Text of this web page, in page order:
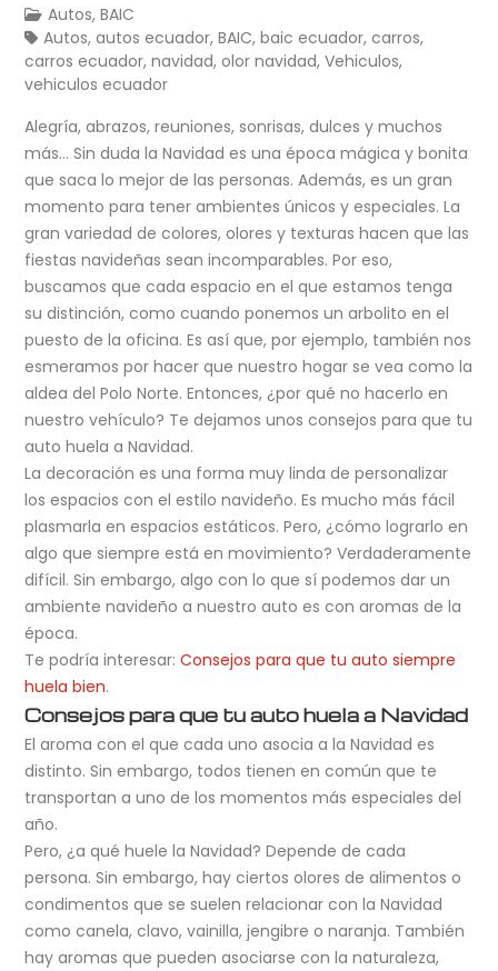
Autos,BAIC
Autos,autos ecuador,BAIC,baic ecuador,carros,
carros ecuador,navidad,olor navidad,Vehiculos,
vehiculos ecuador
Alegría, abrazos, reuniones, sonrisas, dulces y muchos
más… Sin duda la Navidad es una época mágica y bonita
que saca lo mejor de las personas. Además, es un gran
momento para tener ambientes únicos y especiales. La
gran variedad de colores, olores y texturas hacen que las
fiestas navideñas sean incomparables. Por eso,
buscamos que cada espacio en el que estamos tenga
su distinción, como cuando ponemos un arbolito en el
puesto de la oficina. Es así que, por ejemplo, también nos
esmeramos por hacer que nuestro hogar se vea como la
aldea del Polo Norte. Entonces, ¿por qué no hacerlo en
nuestro vehículo? Te dejamos unos consejos para que tu
auto huela a Navidad.
La decoración es una forma muy linda de personalizar
los espacios con el estilo navideño. Es mucho más fácil
plasmarla en espacios estáticos. Pero, ¿cómo lograrlo en
algo que siempre está en movimiento? Verdaderamente
difícil. Sin embargo, algo con lo que sí podemos dar un
ambiente navideño a nuestro auto es con aromas de la
época.
Te podría interesar:Consejos para que tu auto siempre
huela bien.
Consejos para que tu auto huela a Navidad
El aroma con el que cada uno asocia a la Navidad es
distinto. Sin embargo, todos tienen en común que te
transportan a uno de los momentos más especiales del
año.
Pero, ¿a qué huele la Navidad? Depende de cada
persona. Sin embargo, hay ciertos olores de alimentos o
condimentos que se suelen relacionar con la Navidad
como canela, clavo, vainilla, jengibre o naranja. También
hay aromas que pueden asociarse con la naturaleza,